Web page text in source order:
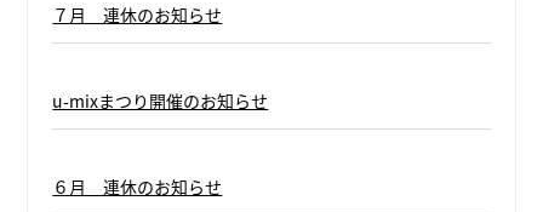
７月 連休のお知らせ
u-mixまつり開催のお知らせ
６月 連休のお知らせ